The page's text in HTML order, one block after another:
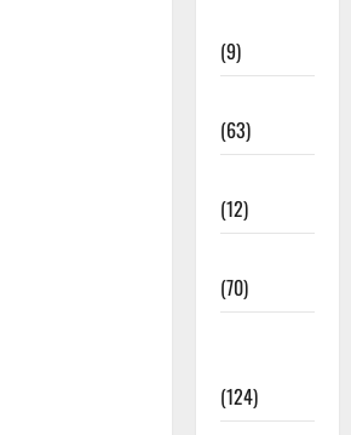
(9)
(63)
(12)
(70)
(124)